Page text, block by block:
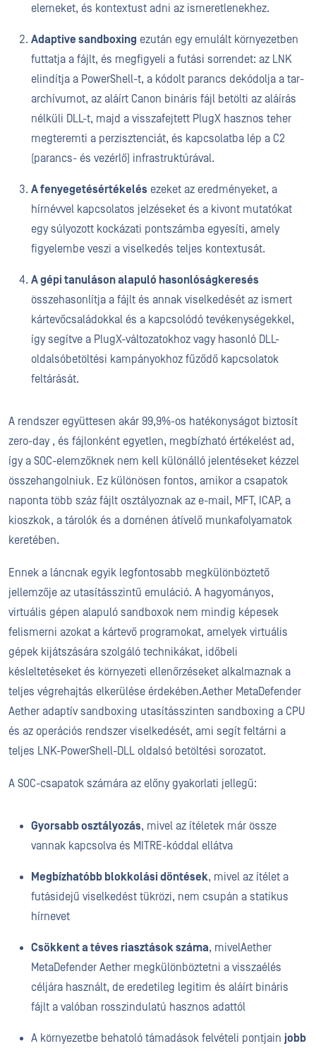
elemeket, és kontextust adni az ismeretlenekhez.
Adaptive sandboxing ezután egy emulált környezetben
futtatja a fájlt, és megfigyeli a futási sorrendet: az LNK
elindítja a PowerShell-t, a kódolt parancs dekódolja a tar-
archívumot, az aláírt Canon bináris fájl betölti az aláírás
nélküli DLL-t, majd a visszafejtett PlugX hasznos teher
megteremti a perzisztenciát, és kapcsolatba lép a C2
(parancs- és vezérlő) infrastruktúrával.
A fenyegetésértékelés ezeket az eredményeket, a
hírnévvel kapcsolatos jelzéseket és a kivont mutatókat
egy súlyozott kockázati pontszámba egyesíti, amely
figyelembe veszi a viselkedés teljes kontextusát.
A gépi tanuláson alapuló hasonlóságkeresés
összehasonlítja a fájlt és annak viselkedését az ismert
kártevőcsaládokkal és a kapcsolódó tevékenységekkel,
így segítve a PlugX-változatokhoz vagy hasonló DLL-
oldalsóbetöltési kampányokhoz fűződő kapcsolatok
feltárását.
A rendszer együttesen akár 99,9%-os hatékonyságot biztosít
zero-day , és fájlonként egyetlen, megbízható értékelést ad,
így a SOC-elemzőknek nem kell különálló jelentéseket kézzel
összehangolniuk. Ez különösen fontos, amikor a csapatok
naponta több száz fájlt osztályoznak az e-mail, MFT, ICAP, a
kioszkok, a tárolók és a doménen átívelő munkafolyamatok
keretében.
Ennek a láncnak egyik legfontosabb megkülönböztető
jellemzője az utasításszintű emuláció. A hagyományos,
virtuális gépen alapuló sandboxok nem mindig képesek
felismerni azokat a kártevő programokat, amelyek virtuális
gépek kijátszására szolgáló technikákat, időbeli
késleltetéseket és környezeti ellenőrzéseket alkalmaznak a
teljes végrehajtás elkerülése érdekében.Aether MetaDefender
Aether adaptív sandboxing utasításszinten sandboxing a CPU
és az operációs rendszer viselkedését, ami segít feltárni a
teljes LNK-PowerShell-DLL oldalsó betöltési sorozatot.
A SOC-csapatok számára az előny gyakorlati jellegű:
Gyorsabb osztályozás, mivel az ítéletek már össze
vannak kapcsolva és MITRE-kóddal ellátva
Megbízhatóbb blokkolási döntések, mivel az ítélet a
futásidejű viselkedést tükrözi, nem csupán a statikus
hírnevet
Csökkent a téves riasztások száma, mivelAether
MetaDefender Aether megkülönböztetni a visszaélés
céljára használt, de eredetileg legitim és aláírt bináris
fájlt a valóban rosszindulatú hasznos adattól
A környezetbe behatoló támadások felvételi pontjain jobb